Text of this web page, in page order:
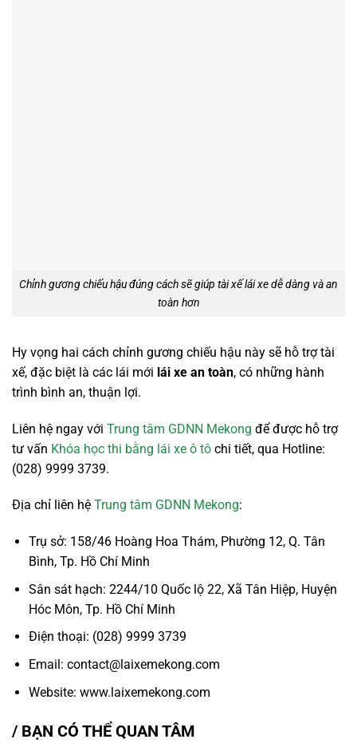
Chỉnh gương chiếu hậu đúng cách sẽ giúp tài xế lái xe dễ dàng và an
toàn hơn
Hy vọng hai cách chỉnh gương chiếu hậu này sẽ hỗ trợ tài
xế, đặc biệt là các lái mới lái xe an toàn, có những hành
trình bình an, thuận lợi.
Liên hệ ngay với Trung tâm GDNN Mekong để được hỗ trợ
tư vấn Khóa học thi bằng lái xe ô tô chi tiết, qua Hotline:
(028) 9999 3739.
Địa chỉ liên hệ Trung tâm GDNN Mekong:
Trụ sở: 158/46 Hoàng Hoa Thám, Phường 12, Q. Tân
Bình, Tp. Hồ Chí Minh
Sân sát hạch: 2244/10 Quốc lộ 22, Xã Tân Hiệp, Huyện
Hóc Môn, Tp. Hồ Chí Minh
Điện thoại: (028) 9999 3739
Email: contact@laixemekong.com
Website: www.laixemekong.com
/ BẠN CÓ THỂ QUAN TÂM